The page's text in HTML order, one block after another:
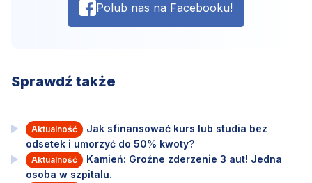
Polub nas na Facebooku!
Sprawdź także
Aktualność
Jak sfinansować kurs lub studia bez
odsetek i umorzyć do 50% kwoty?
Aktualność
Kamień: Groźne zderzenie 3 aut! Jedna
osoba w szpitalu.